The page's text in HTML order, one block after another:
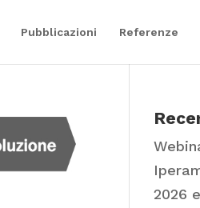
Pubblicazioni Referenze
2026